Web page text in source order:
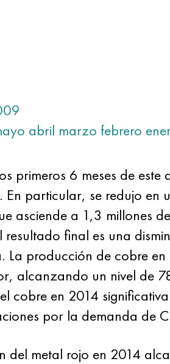
abril marzo febrero
primeros 6 meses de este
particular, se redujo en
asciende a 1,3 millones
final es una
producción de cobre en
alcanzando un nivel de
cobre en 2014
por la demanda de
del metal rojo en 2014